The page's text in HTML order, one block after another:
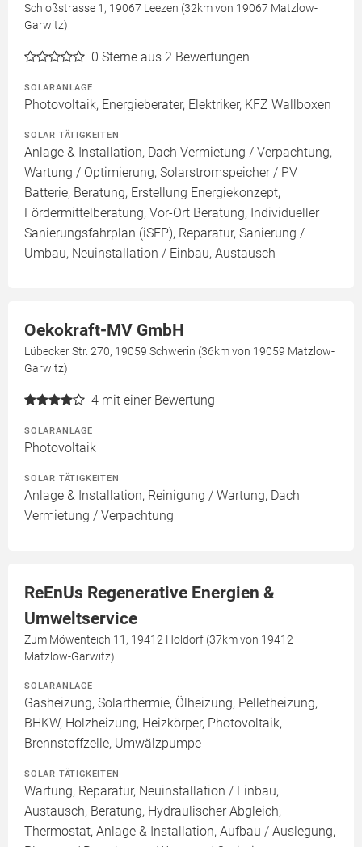
Schloßstrasse 1, 19067 Leezen (32km von 19067 Matzlow-
Garwitz)
0 Sterne aus 2 Bewertungen
SOLARANLAGE
Photovoltaik, Energieberater, Elektriker, KFZ Wallboxen
SOLAR TÄTIGKEITEN
Anlage & Installation, Dach Vermietung / Verpachtung,
Wartung / Optimierung, Solarstromspeicher / PV
Batterie, Beratung, Erstellung Energiekonzept,
Fördermittelberatung, Vor-Ort Beratung, Individueller
Sanierungsfahrplan (iSFP), Reparatur, Sanierung /
Umbau, Neuinstallation / Einbau, Austausch
Oekokraft-MV GmbH
Lübecker Str. 270, 19059 Schwerin (36km von 19059 Matzlow-
Garwitz)
4 mit einer Bewertung
SOLARANLAGE
Photovoltaik
SOLAR TÄTIGKEITEN
Anlage & Installation, Reinigung / Wartung, Dach
Vermietung / Verpachtung
ReEnUs Regenerative Energien &
Umweltservice
Zum Möwenteich 11, 19412 Holdorf (37km von 19412
Matzlow-Garwitz)
SOLARANLAGE
Gasheizung, Solarthermie, Ölheizung, Pelletheizung,
BHKW, Holzheizung, Heizkörper, Photovoltaik,
Brennstoffzelle, Umwälzpumpe
SOLAR TÄTIGKEITEN
Wartung, Reparatur, Neuinstallation / Einbau,
Austausch, Beratung, Hydraulischer Abgleich,
Thermostat, Anlage & Installation, Aufbau / Auslegung,